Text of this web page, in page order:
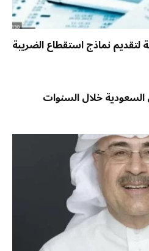
لتقديم نماذج استقطاع الضريبة
خلال السنوات